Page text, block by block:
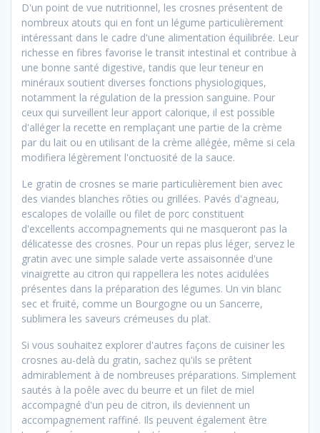
D'un point de vue nutritionnel, les crosnes présentent de
nombreux atouts qui en font un légume particulièrement
intéressant dans le cadre d'une alimentation équilibrée. Leur
richesse en fibres favorise le transit intestinal et contribue à
une bonne santé digestive, tandis que leur teneur en
minéraux soutient diverses fonctions physiologiques,
notamment la régulation de la pression sanguine. Pour
ceux qui surveillent leur apport calorique, il est possible
d'alléger la recette en remplaçant une partie de la crème
par du lait ou en utilisant de la crème allégée, même si cela
modifiera légèrement l'onctuosité de la sauce.
Le gratin de crosnes se marie particulièrement bien avec
des viandes blanches rôties ou grillées. Pavés d'agneau,
escalopes de volaille ou filet de porc constituent
d'excellents accompagnements qui ne masqueront pas la
délicatesse des crosnes. Pour un repas plus léger, servez le
gratin avec une simple salade verte assaisonnée d'une
vinaigrette au citron qui rappellera les notes acidulées
présentes dans la préparation des légumes. Un vin blanc
sec et fruité, comme un Bourgogne ou un Sancerre,
sublimera les saveurs crémeuses du plat.
Si vous souhaitez explorer d'autres façons de cuisiner les
crosnes au-delà du gratin, sachez qu'ils se prêtent
admirablement à de nombreuses préparations. Simplement
sautés à la poêle avec du beurre et un filet de miel
accompagné d'un peu de citron, ils deviennent un
accompagnement raffiné. Ils peuvent également être